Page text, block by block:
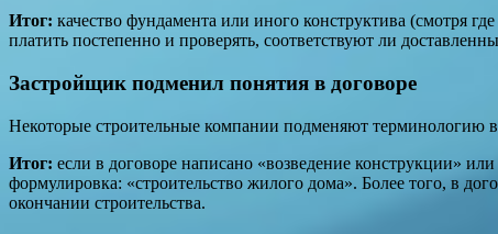
Итог: качество фундамента или иного конструктива (смотря
платить постепенно и проверять, соответствуют ли
Застройщик подменил понятия в договоре
Некоторые строительные компании подменяют терминологию
Итог: если в договоре написано «возведение конструкции»
формулировка: «строительство жилого дома». Более того, в
окончании строительства.